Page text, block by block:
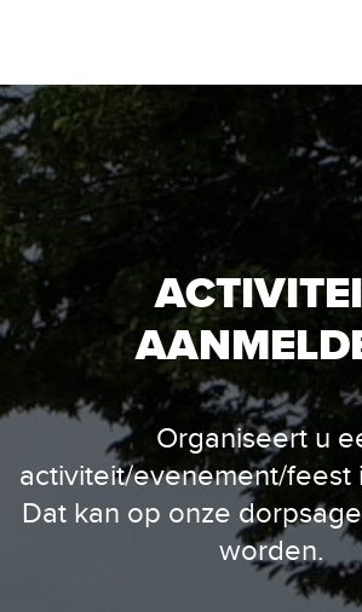
Organiseert u
activiteit/evenement/feest
Dat kan op onze
worden.